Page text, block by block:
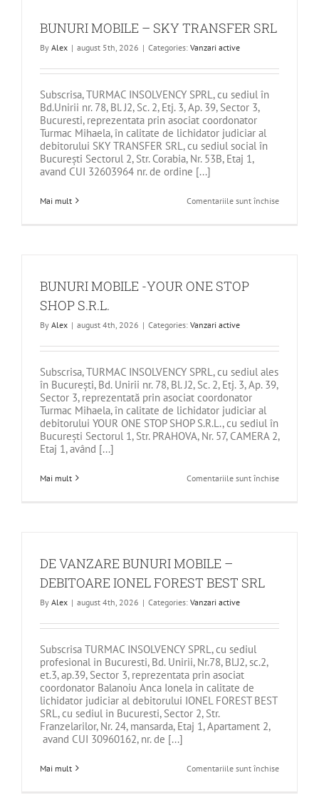
BUNURI MOBILE – SKY TRANSFER SRL
By Alex | august 5th, 2026 | Categories: Vanzari active
Subscrisa, TURMAC INSOLVENCY SPRL, cu sediul în
Bd.Unirii nr. 78, Bl. J2, Sc. 2, Etj. 3, Ap. 39, Sector 3,
Bucuresti, reprezentata prin asociat coordonator
Turmac Mihaela, în calitate de lichidator judiciar al
debitorului SKY TRANSFER SRL, cu sediul social în
București Sectorul 2, Str. Corabia, Nr. 53B, Etaj 1,
avand CUI 32603964 nr. de ordine [...]
Mai mult Comentariile sunt închisepentru
BUNURI MOBILE -YOUR ONE STOP
SHOP S.R.L.
By Alex | august 4th, 2026 | Categories: Vanzari active
Subscrisa, TURMAC INSOLVENCY SPRL, cu sediul ales
în București, Bd. Unirii nr. 78, Bl. J2, Sc. 2, Etj. 3, Ap. 39,
Sector 3, reprezentată prin asociat coordonator
Turmac Mihaela, în calitate de lichidator judiciar al
debitorului YOUR ONE STOP SHOP S.R.L., cu sediul în
Bucureşti Sectorul 1, Str. PRAHOVA, Nr. 57, CAMERA 2,
Etaj 1, având [...]
Mai mult Comentariile sunt închisepentru
DE VANZARE BUNURI MOBILE –
DEBITOARE IONEL FOREST BEST SRL
By Alex | august 4th, 2026 | Categories: Vanzari active
Subscrisa TURMAC INSOLVENCY SPRL, cu sediul
profesional in Bucuresti, Bd. Unirii, Nr.78, Bl.J2, sc.2,
et.3, ap.39, Sector 3, reprezentata prin asociat
coordonator Balanoiu Anca Ionela in calitate de
lichidator judiciar al debitorului IONEL FOREST BEST
SRL, cu sediul in Bucuresti, Sector 2, Str.
Franzelarilor, Nr. 24, mansarda, Etaj 1, Apartament 2,
avand CUI 30960162, nr. de [...]
Mai mult Comentariile sunt închisepentru